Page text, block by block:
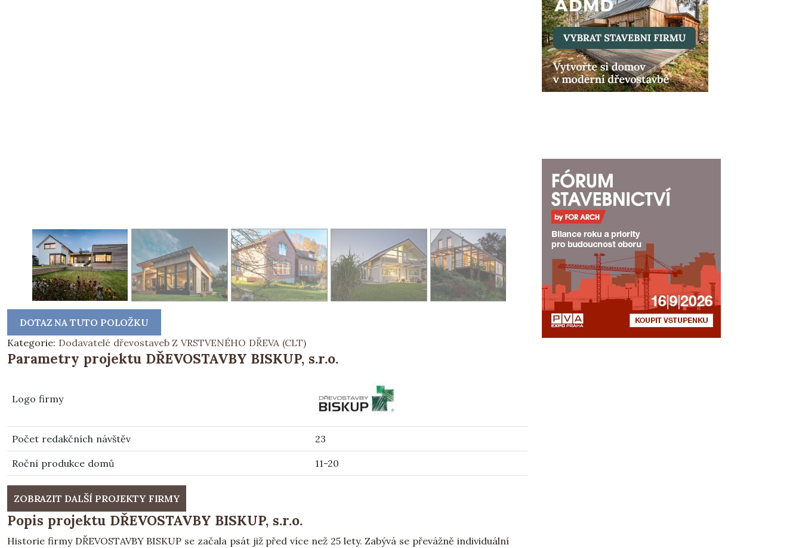
DOTAZ NA TUTO POLOŽKU
Kategorie: Dodavatelé dřevostaveb Z VRSTVENÉHO DŘEVA (CLT)
Parametry projektu DŘEVOSTAVBY BISKUP, s.r.o.
Logo firmy
Počet redakčních návštěv 23
Roční produkce domů 11-20
ZOBRAZIT DALŠÍ PROJEKTY FIRMY
Popis projektu DŘEVOSTAVBY BISKUP, s.r.o.
Historie firmy DŘEVOSTAVBY BISKUP se začala psát již před více než 25 lety. Zabývá se převážně individuální